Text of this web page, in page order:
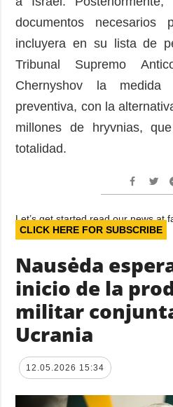
documentos
incluyera en su lista de
Tribunal Supremo
Chernyshov la
preventiva, con la
millones de hryvnias,
totalidad.
Let’s get started read our news at
CLICK HERE FOR SUBSCRIBE
Nausėda
inicio de la
militar
Ucrania
12.05.2026 15:34